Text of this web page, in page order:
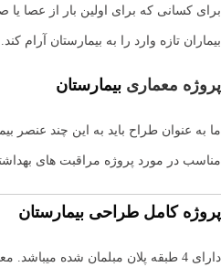
برای کسانی که برای اولین بار از عصا یا
بیماران تازه وارد را به بیمارستان آرام کند.
پروژه معماری بیمارستان
ما به عنوان طراح باید به این چند
مناسب در مورد پروژه مراقبت های
پروژه کامل طراحی بیمارستان
دارای 4 طبقه پلان مبلمان شده میباشد. معمار طرح توانسته است که با استفاده از احجام ساده مانند مکعب مستطیل های در هم امیخته که هرکدام اندازه مشخص خود را دارند شکلی ساده اما کاربردی را ایجاد کند.